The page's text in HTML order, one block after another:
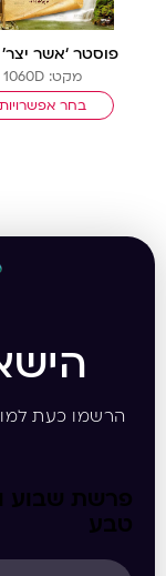
פוסטר ‘אשר
מקט: 1060D
בחר אפשרויות
הרשמו כעת
פרשת שבוע
טבע